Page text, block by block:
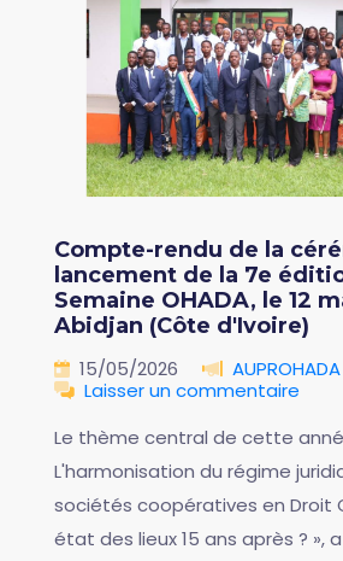
Compte-rendu de la
lancement de la 7e
Semaine OHADA, le 12
Abidjan (Côte d'Ivoire)
15/05/2026
AUPROHADA
Laisser un commentaire
Le thème central de cette
L'harmonisation du régime
sociétés coopératives en Droit
état des lieux 15 ans après ? »,